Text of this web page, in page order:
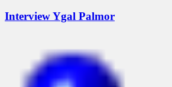
Interview Ygal Palmor